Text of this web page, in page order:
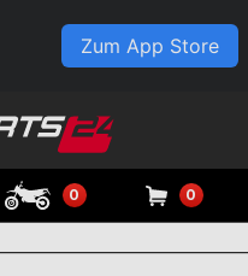
Zum App Store
0 0